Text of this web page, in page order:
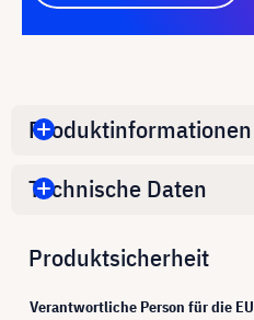
Produktinformationen
Technische Daten
Produktsicherheit
Verantwortliche Person für die EU